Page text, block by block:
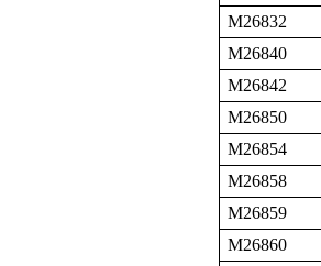
M26832
M26840
M26842
M26850
M26854
M26858
M26859
M26860